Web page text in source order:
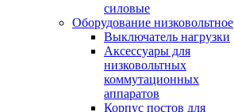
силовые
Оборудование низковольтное
Выключатель нагрузки
Аксессуары для
низковольтных
коммутационных
аппаратов
Корпус постов для